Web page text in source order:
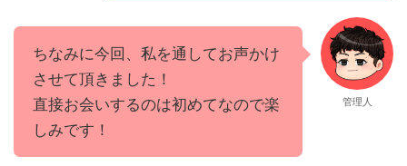
ちなみに今回、私を通してお声かけ
させて頂きました！
直接お会いするのは初めてなので楽
しみです！
管理人